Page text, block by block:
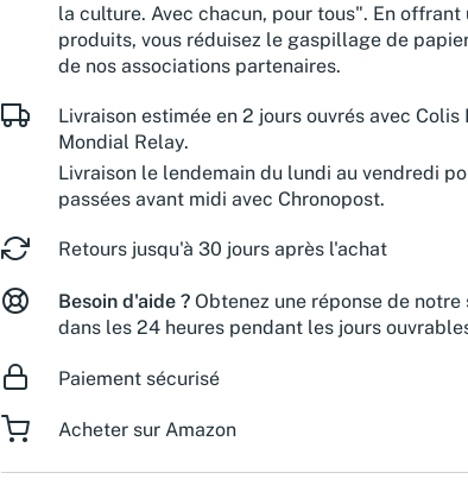
la culture. Avec chacun, pour tous". En offrant
produits, vous réduisez le gaspillage de
de nos associations partenaires.
Livraison estimée en 2 jours ouvrés avec Colis
Mondial Relay.
Livraison le lendemain du lundi au vendredi
passées avant midi avec Chronopost.
Retours jusqu'à 30 jours après l'achat
Besoin d'aide ? Obtenez une réponse de
dans les 24 heures pendant les jours
Paiement sécurisé
Acheter sur Amazon